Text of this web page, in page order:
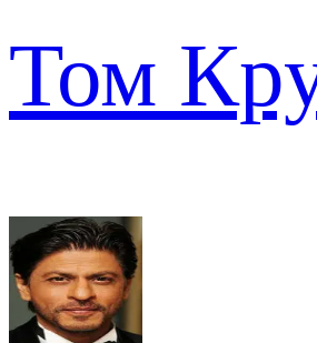
Том